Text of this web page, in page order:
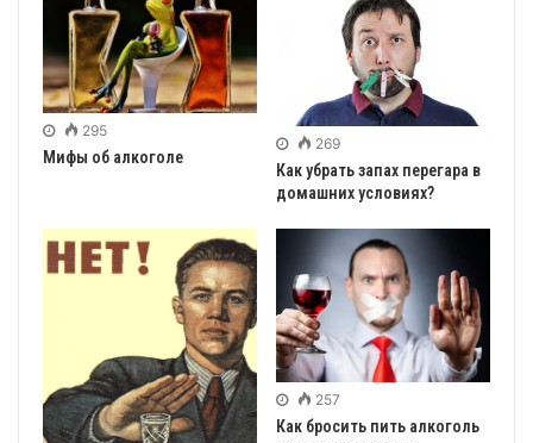
295
Мифы об алкоголе
269
Как убрать запах перегара в
домашних условиях?
257
Как бросить пить алкоголь